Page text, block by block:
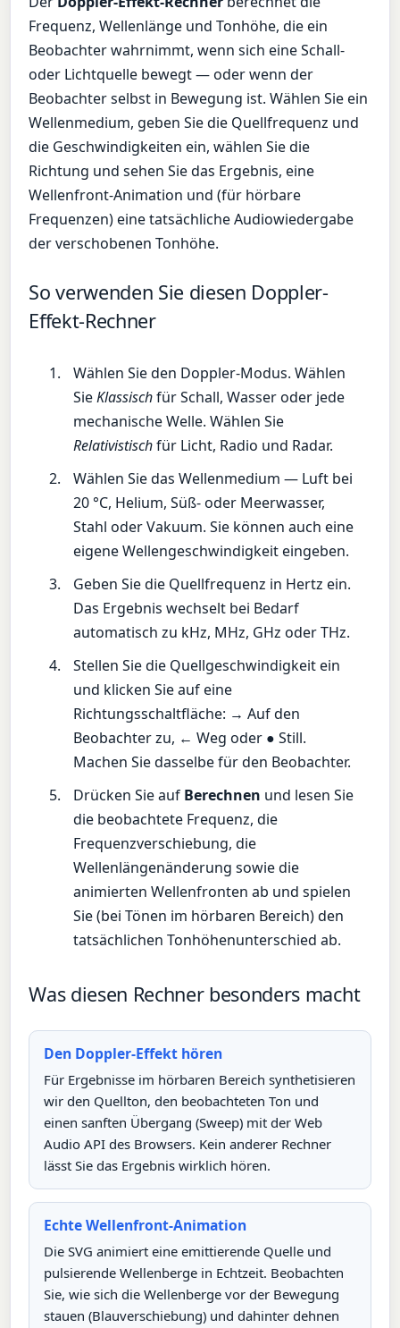
Frequenz, Wellenlänge und Tonhöhe, die ein
Beobachter wahrnimmt, wenn sich eine Schall-
oder Lichtquelle bewegt — oder wenn der
Beobachter selbst in Bewegung ist. Wählen Sie ein
Wellenmedium, geben Sie die Quellfrequenz und
die Geschwindigkeiten ein, wählen Sie die
Richtung und sehen Sie das Ergebnis, eine
Wellenfront-Animation und (für hörbare
Frequenzen) eine tatsächliche Audiowiedergabe
der verschobenen Tonhöhe.
So verwenden Sie diesen Doppler-
Effekt-Rechner
Wählen Sie den Doppler-Modus. Wählen
SieKlassischfür Schall, Wasser oder jede
mechanische Welle. Wählen Sie
Relativistischfür Licht, Radio und Radar.
Wählen Sie das Wellenmedium — Luft bei
20 °C, Helium, Süß- oder Meerwasser,
Stahl oder Vakuum. Sie können auch eine
eigene Wellengeschwindigkeit eingeben.
Geben Sie die Quellfrequenz in Hertz ein.
Das Ergebnis wechselt bei Bedarf
automatisch zu kHz, MHz, GHz oder THz.
Stellen Sie die Quellgeschwindigkeit ein
und klicken Sie auf eine
Richtungsschaltfläche: → Auf den
Beobachter zu, ← Weg oder ● Still.
Machen Sie dasselbe für den Beobachter.
Drücken Sie auf Berechnen und lesen Sie
die beobachtete Frequenz, die
Frequenzverschiebung, die
Wellenlängenänderung sowie die
animierten Wellenfronten ab und spielen
Sie (bei Tönen im hörbaren Bereich) den
tatsächlichen Tonhöhenunterschied ab.
Was diesen Rechner besonders macht
Den Doppler-Effekt hören
Für Ergebnisse im hörbaren Bereich synthetisieren
wir den Quellton, den beobachteten Ton und
einen sanften Übergang (Sweep) mit der Web
Audio API des Browsers. Kein anderer Rechner
lässt Sie das Ergebnis wirklich hören.
Echte Wellenfront-Animation
Die SVG animiert eine emittierende Quelle und
pulsierende Wellenberge in Echtzeit. Beobachten
Sie, wie sich die Wellenberge vor der Bewegung
stauen (Blauverschiebung) und dahinter dehnen